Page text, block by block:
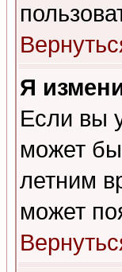
Я
Если вы
может
летним
может